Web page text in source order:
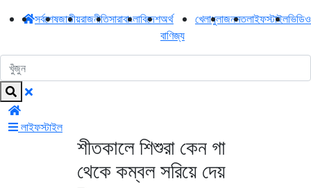
সর্বশেষজাতীয়রাজনীতিসারাবাংলাবিদেশঅর্থ
বাণিজ্য
খেলাধুলাজনমতলাইফস্টাইলভিডিও
লাইফস্টাইল
শীতকালে শিশুরা কেন গা
থেকে কম্বল সরিয়ে দেয়